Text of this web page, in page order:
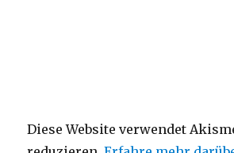
Diese Website verwendet